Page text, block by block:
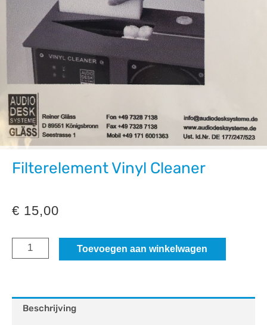
Filterelement Vinyl Cleaner
€ 15,00
Filterelement
aantal
Toevoegen aan winkelwagen
Beschrijving